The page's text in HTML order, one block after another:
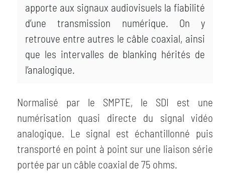
apporte aux signaux audiovisuels la fiabilité
d’une transmission numérique. On y
retrouve entre autres le câble coaxial, ainsi
que les intervalles de blanking hérités de
l’analogique.
Normalisé par le SMPTE, le SDI est une
numérisation quasi directe du signal vidéo
analogique. Le signal est échantillonné puis
transporté en point à point sur une liaison série
portée par un câble coaxial de 75 ohms.